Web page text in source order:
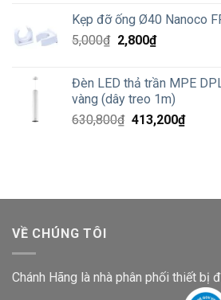
là:
124,520₫.
tại
Kẹp đỡ ống Ø40 Nanoco
5,000₫ Giá
5,000₫.
2,800₫Giá
là:
2,800₫.
Đèn LED thả trần MPE
vàng (dây treo 1m)
630,800₫ Giá
413,200₫Giá
VỀ CHÚNG TÔI
Chánh Hãng là nhà phân phối thiết bị